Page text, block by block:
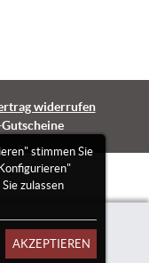
stimmen Sie
zulassen
AKZEPTIEREN
widerrufen